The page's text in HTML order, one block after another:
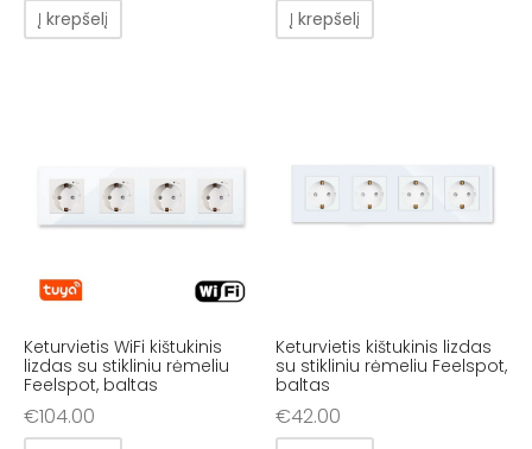
Į krepšelį Į krepšelį
Keturvietis WiFi kištukinis
lizdas su stikliniu rėmeliu
Feelspot, baltas
€104.00
Keturvietis kištukinis lizdas
su stikliniu rėmeliu Feelspot,
baltas
€42.00